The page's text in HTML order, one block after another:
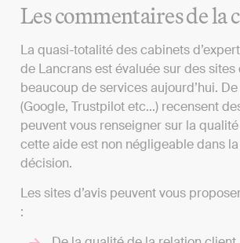
Les commentaires de la
La quasi-totalité des cabinets
de Lancrans est évaluée sur des sites
beaucoup de services aujourd’hui.
(Google, Trustpilot etc...) recensent
peuvent vous renseigner sur la
cette aide est non négligeable dans
décision.
Les sites d’avis peuvent vous
: